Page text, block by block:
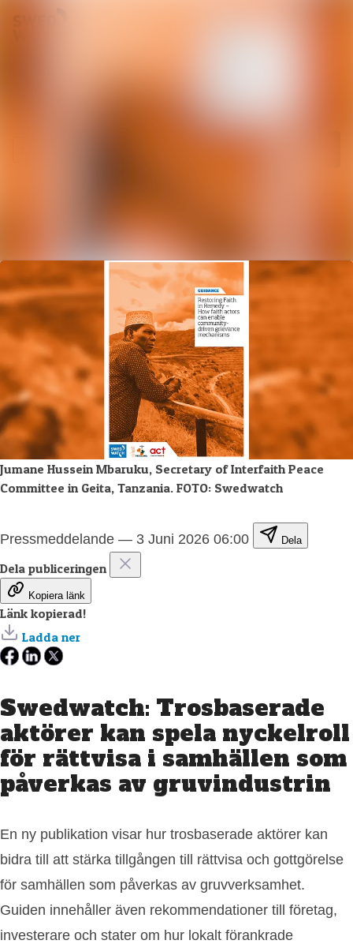
Jumane Hussein Mbaruku, Secretary of Interfaith Peace
Committee in Geita, Tanzania. FOTO: Swedwatch
Pressmeddelande — 3 Juni 2026 06:00 Dela
Dela publiceringen
Kopiera länk
Länk kopierad!
Ladda ner
Swedwatch: Trosbaserade
aktörer kan spela nyckelroll
för rättvisa i samhällen som
påverkas av gruvindustrin
En ny publikation visar hur trosbaserade aktörer kan
bidra till att stärka tillgången till rättvisa och gottgörelse
för samhällen som påverkas av gruvverksamhet.
Guiden innehåller även rekommendationer till företag,
investerare och stater om hur lokalt förankrade